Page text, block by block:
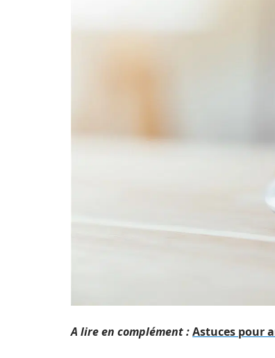
A lire en complément :Astuces pour